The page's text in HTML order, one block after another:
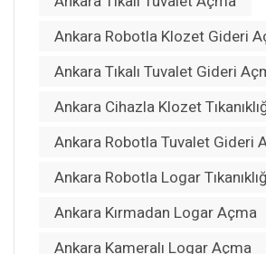
Ankara Robotla Klozet Gideri
Ankara Tıkalı Tuvalet Gideri
Ankara Cihazla Klozet
Ankara Robotla Tuvalet Gideri
Ankara Robotla Logar
Ankara Kırmadan Logar Açma
Ankara Kameralı Logar Açma